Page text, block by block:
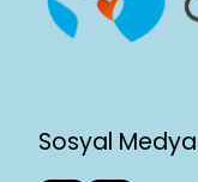
Sosyal Medya